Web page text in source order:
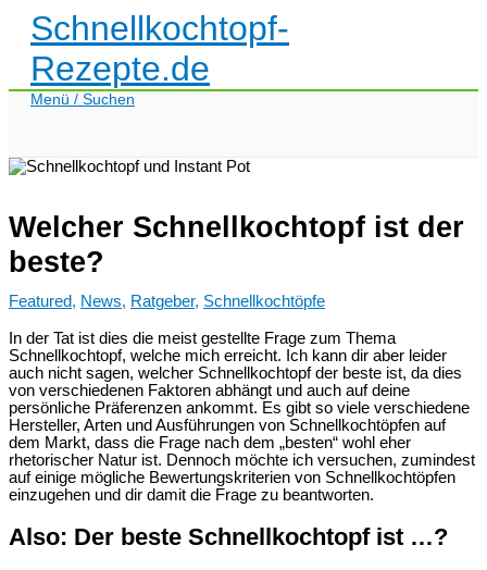
Zum
Inhalt
springen
Schnellkochtopf-
Rezepte.de
Menü / Suchen
Welcher Schnellkochtopf ist der
beste?
Featured, News, Ratgeber, Schnellkochtöpfe
In der Tat ist dies die meist gestellte Frage zum Thema
Schnellkochtopf, welche mich erreicht. Ich kann dir aber leider
auch nicht sagen, welcher Schnellkochtopf der beste ist, da dies
von verschiedenen Faktoren abhängt und auch auf deine
persönliche Präferenzen ankommt. Es gibt so viele verschiedene
Hersteller, Arten und Ausführungen von Schnellkochtöpfen auf
dem Markt, dass die Frage nach dem „besten“ wohl eher
rhetorischer Natur ist. Dennoch möchte ich versuchen, zumindest
auf einige mögliche Bewertungskriterien von Schnellkochtöpfen
einzugehen und dir damit die Frage zu beantworten.
Also: Der beste Schnellkochtopf ist …?